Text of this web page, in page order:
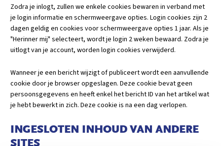
Zodra je inlogt, zullen we enkele cookies bewaren in verband met
je login informatie en schermweergave opties. Login cookies zijn 2
dagen geldig en cookies voor schermweergave opties 1 jaar. Als je
"Herinner mij" selecteert, wordt je login 2 weken bewaard. Zodra je
uitlogt van je account, worden login cookies verwijderd.
Wanneer je een bericht wijzigt of publiceert wordt een aanvullende
cookie door je browser opgeslagen. Deze cookie bevat geen
persoonsgegevens en heeft enkel het bericht ID van het artikel wat
je hebt bewerkt in zich. Deze cookie is na een dag verlopen.
INGESLOTEN INHOUD VAN ANDERE
SITES